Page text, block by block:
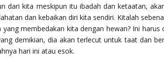
dari kita meskipun itu ibadah dan ketaatan,
dan kebaikan diri kita sendiri. Kitalah
membedakan kita dengan hewan? Ini
demikian, dia akan terlecut untuk taat dan
hari ini atau esok.